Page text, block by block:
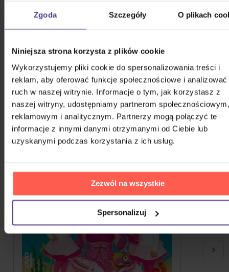
Zgoda Szczegóły O plikach
Niniejsza strona korzysta z plików cookie
Wykorzystujemy pliki cookie do spersonalizowania treści i
reklam, aby oferować funkcje społecznościowe i analizować
ruch w naszej witrynie. Informacje o tym, jak korzystasz z
naszej witryny, udostępniamy partnerom społecznościowym,
reklamowym i analitycznym. Partnerzy mogą połączyć te
informacje z innymi danymi otrzymanymi od Ciebie lub
uzyskanymi podczas korzystania z ich usług.
Zezwól na wszystkie
Spersonalizuj
POKAŻ WSZYSTKIE
WIĘCEJ OD MÍŠA
RŮŽIČKOVÁ
Że ten głos przypadł wam do gustu? Nie dziwimy się.
Sprawdźcie, co jeszcze możecie sobie pozwolić.